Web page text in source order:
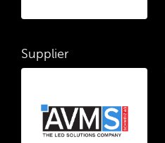
Supplier